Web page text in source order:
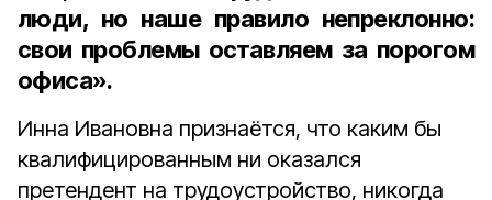
люди, но наше правило непреклонно:
свои проблемы оставляем за порогом
офиса».
Инна Ивановна признаётся, что каким бы
квалифицированным ни оказался
претендент на трудоустройство, никогда